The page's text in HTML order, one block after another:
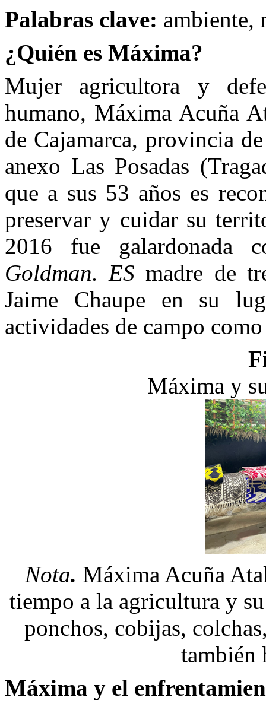
Palabras clave: ambiente,
¿Quién es Máxima?
Mujer agricultora y
humano, Máxima Acuña
de Cajamarca, provincia
anexo Las Posadas
que a sus 53 años es
preservar y cuidar su
2016 fue
Goldman. ES madre de
Jaime Chaupe en su
actividades de campo
Máxima y
Nota. Máxima Acuña
tiempo a la agricultura y
ponchos, cobijas,
también
Máxima y el